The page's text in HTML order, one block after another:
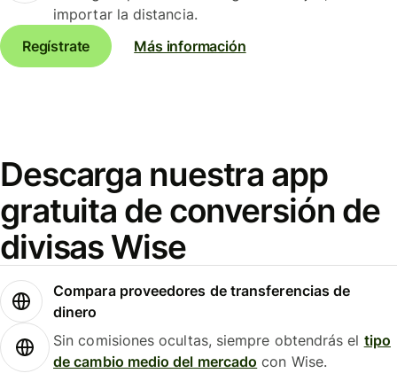
importar la distancia.
Regístrate
Más información
Descarga nuestra app
gratuita de conversión de
divisas Wise
Compara proveedores de transferencias de
dinero
Sin comisiones ocultas, siempre obtendrás el tipo
de cambio medio del mercado con Wise.